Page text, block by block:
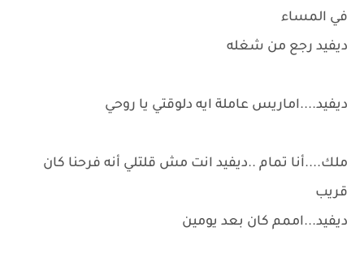
في المساء
ديفيد رجع من شغله
ديفيد....اماريس عاملة ايه دلوقتي يا روحي
ملك....أنا تمام ..ديفيد انت مش قلتلي أنه فرحنا كان
قريب
ديفيد...اممم كان بعد يومين